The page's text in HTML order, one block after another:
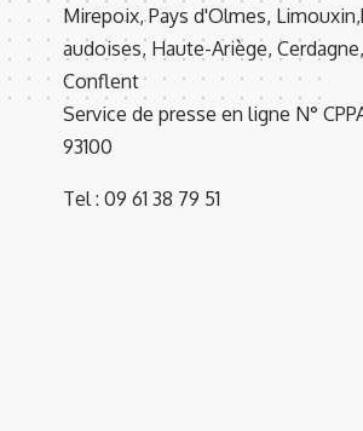
Mirepoix, Pays d'Olmes,
audoises, Haute-Ariège,
Conflent
Service de presse en ligne N°
93100
Tel : 09 61 38 79 51